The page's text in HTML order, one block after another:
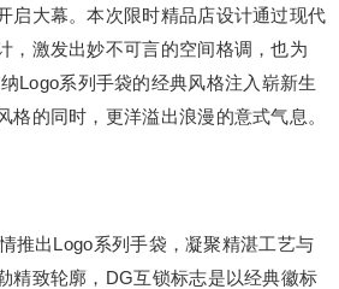
启大幕。本次限时精品店设计通过现代
，激发出妙不可言的空间格调，也为
Logo系列手袋的经典风格注入崭新生
格的同时，更洋溢出浪漫的意式气息。
推出Logo系列手袋，凝聚精湛工艺与
精致轮廓，DG互锁标志是以经典徽标